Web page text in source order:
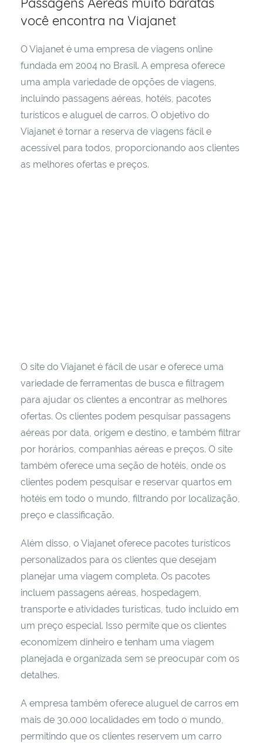
estar
aquilo
que
consideramos
possa
ajudar
viver
você encontra na Viajanet
O Viajanet é uma empresa de viagens online
fundada em 2004 no Brasil. A empresa oferece
uma ampla variedade de opções de viagens,
incluindo passagens aéreas, hotéis, pacotes
turísticos e aluguel de carros. O objetivo do
Viajanet é tornar a reserva de viagens fácil e
acessível para todos, proporcionando aos clientes
as melhores ofertas e preços.
O site do Viajanet é fácil de usar e oferece uma
variedade de ferramentas de busca e filtragem
para ajudar os clientes a encontrar as melhores
ofertas. Os clientes podem pesquisar passagens
aéreas por data, origem e destino, e também filtrar
por horários, companhias aéreas e preços. O site
também oferece uma seção de hotéis, onde os
clientes podem pesquisar e reservar quartos em
hotéis em todo o mundo, filtrando por localização,
preço e classificação.
Além disso, o Viajanet oferece pacotes turísticos
personalizados para os clientes que desejam
planejar uma viagem completa. Os pacotes
incluem passagens aéreas, hospedagem,
transporte e atividades turísticas, tudo incluído em
um preço especial. Isso permite que os clientes
economizem dinheiro e tenham uma viagem
planejada e organizada sem se preocupar com os
detalhes.
A empresa também oferece aluguel de carros em
mais de 30.000 localidades em todo o mundo,
permitindo que os clientes reservem um carro